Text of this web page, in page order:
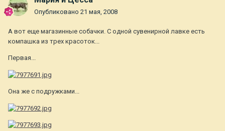
Опубликовано 21 мая, 2008
А вот еще магазинные собачки. С одной сувенирной лавке есть
компашка из трех красоток...
Первая...
Она же с подружками...